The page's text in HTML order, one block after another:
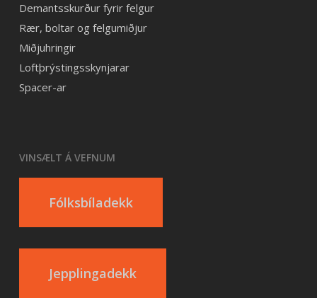
Demantsskurður fyrir felgur
Rær, boltar og felgumiðjur
Miðjuhringir
Loftþrýstingsskynjarar
Spacer-ar
VINSÆLT Á VEFNUM
Fólksbíladekk
Jepplingadekk